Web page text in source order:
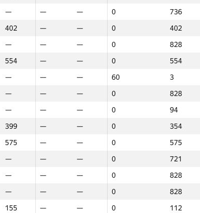
— — — 0
736
402 — — 0
402
— — — 0
828
554 — — 0
554
— — — 60
3
— — — 0
828
— — — 0
94
399 — — 0
354
575 — — 0
575
— — — 0
721
— — — 0
828
— — — 0
828
155 — — 0
112
Jami
O‘rin NGP30 Sum Minimal